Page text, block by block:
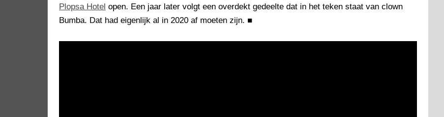
Plopsa Hotel open. Een jaar later volgt een overdekt gedeelte dat in het teken staat van clown
Bumba. Dat had eigenlijk al in 2020 af moeten zijn. ■